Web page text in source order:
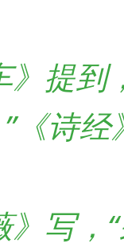
提到
《诗经
写，